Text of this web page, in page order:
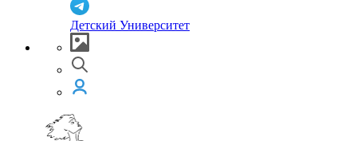
Детский Университет